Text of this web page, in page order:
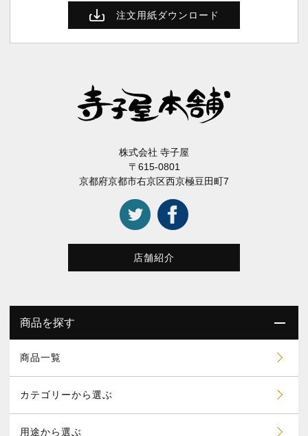
注文用紙ダウンロード
株式会社 寺子屋
〒615-0801
京都府京都市右京区西京極豆田町7
店舗紹介
商品を探す
商品一覧
カテゴリーから選ぶ
用途から選ぶ